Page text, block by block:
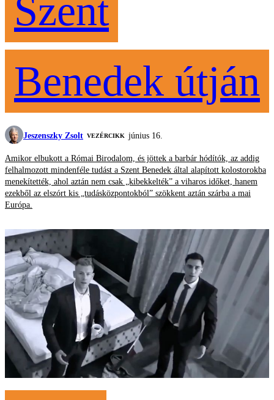
Szent
Benedek útján
Jeszenszky Zsolt VEZÉRCIKK június 16.
Amikor elbukott a Római Birodalom, és jöttek a barbár hódítók, az addig
felhalmozott mindenféle tudást a Szent Benedek által alapított kolostorokba
menekítették, ahol aztán nem csak „kibekkelték” a viharos időket, hanem
ezekből az elszórt kis „tudásközpontokból” szökkent aztán szárba a mai
Európa.